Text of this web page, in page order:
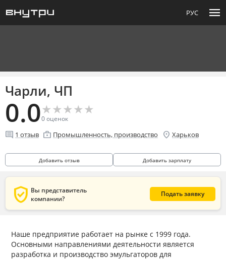
РУС menu
Чарли, ЧП
0.0★
★★
★★
★★
★★
★
0оценок
comment 1 отзыв enterprise Промышленность, производство location_on Харьков
Добавить отзыв Добавить зарплату
verified_user Вы представитель
компании?
Подать заявку
Наше предприятие работает на рынке с 1999 года.
Основными направлениями деятельности является
разработка и производство эмульгаторов для